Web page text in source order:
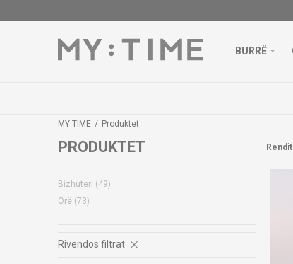
BURRË
MY:TIME Produktet
PRODUKTET Rendit
Bizhuteri (49)
Orë (73)
Rivendos filtrat